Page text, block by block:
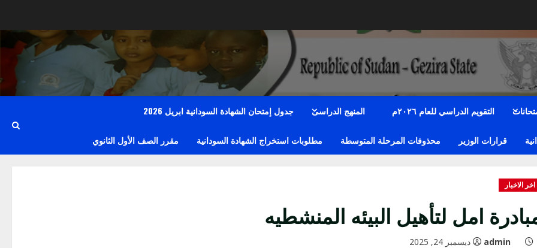
التقويم الدراسي للعام ٢٠٢٦م المنهج الدراسى جدول إمتحان الشهادة السودانية ابريل 2026
قرارات الوزير محذوفات المرحلة المتوسطة مطلوبات استخراج الشهادة السودانية مقرر الصف الأول الثانوي
اخر الاخبار
امل لتأهيل البيئه المنشطيه
admin ديسمبر 24, 2025